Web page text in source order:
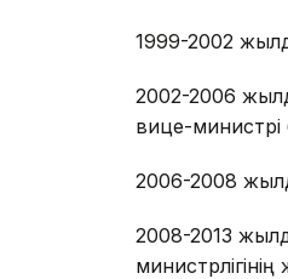
1999-2002
2002-2006
вице-министрі
2006-2008
2008-2013